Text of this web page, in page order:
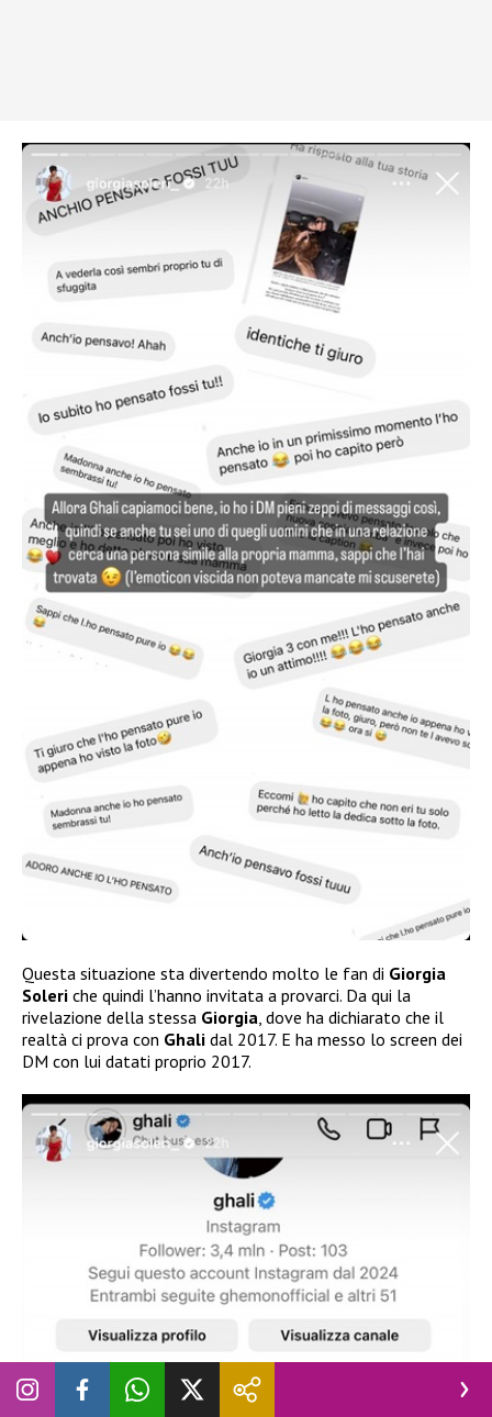
Questa situazione sta divertendo molto le fan di Giorgia
Soleri che quindi l’hanno invitata a provarci. Da qui la
rivelazione della stessa Giorgia, dove ha dichiarato che il
realtà ci prova con Ghali dal 2017. E ha messo lo screen dei
DM con lui datati proprio 2017.